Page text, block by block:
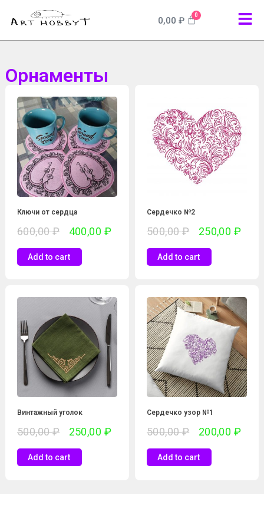
0,00 ₽
0
Орнаменты
Ключи от сердца
600,00₽ 400,00 ₽
Add to cart
Сердечко №2
500,00₽ 250,00 ₽
Add to cart
Винтажный уголок
500,00₽ 250,00 ₽
Add to cart
Сердечко узор №1
500,00₽ 200,00 ₽
Add to cart